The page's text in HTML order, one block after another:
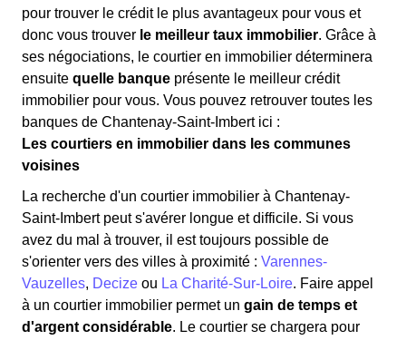
pour trouver le crédit le plus avantageux pour vous et
donc vous trouver le meilleur taux immobilier. Grâce à
ses négociations, le courtier en immobilier déterminera
ensuite quelle banque présente le meilleur crédit
immobilier pour vous. Vous pouvez retrouver toutes les
banques de Chantenay-Saint-Imbert ici :
Les courtiers en immobilier dans les communes
voisines
La recherche d'un courtier immobilier à Chantenay-
Saint-Imbert peut s'avérer longue et difficile. Si vous
avez du mal à trouver, il est toujours possible de
s'orienter vers des villes à proximité : Varennes-
Vauzelles, Decize ou La Charité-Sur-Loire. Faire appel
à un courtier immobilier permet un gain de temps et
d'argent considérable. Le courtier se chargera pour